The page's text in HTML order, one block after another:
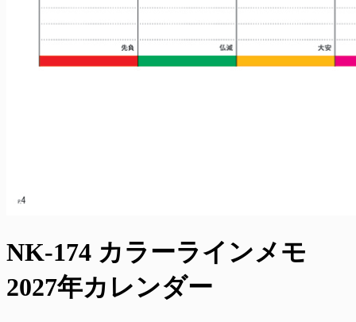
NK-174 カラーラインメモ
2027年カレンダー